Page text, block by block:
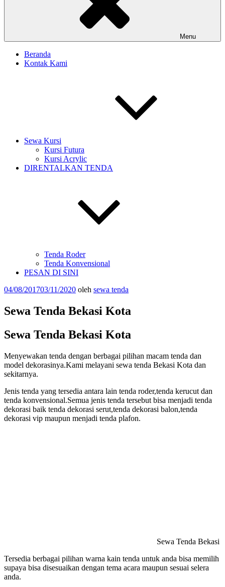
Menu
Beranda
Kontak Kami
Sewa Kursi
Kursi Futura
Kursi Acrylic
DIRENTALKAN TENDA
Tenda Roder
Tenda Konvensional
PESAN DI SINI
Diposkan
04/08/201703/11/2020 oleh sewa tenda
Sewa Tenda Bekasi Kota
Sewa Tenda Bekasi Kota
Menyewakan tenda dengan berbagai pilihan macam tenda dan
model dekorasinya.Kami melayani sewa tenda Bekasi Kota dan
sekitarnya.
Jenis tenda yang tersedia antara lain tenda roder,tenda kerucut dan
tenda konvensional.Semua jenis tenda tersebut bisa menjadi tenda
dekorasi baik tenda dekorasi serut,tenda dekorasi balon,tenda
dekorasi vip maupun menjadi tenda plafon.
Sewa Tenda Bekasi
Tersedia berbagai pilihan warna kain tenda untuk anda bisa memilih
supaya bisa disesuaikan dengan tema acara maupun sesuai selera
anda.